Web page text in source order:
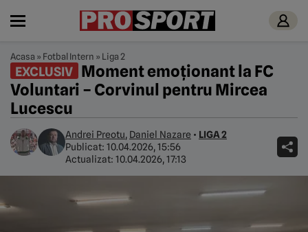
Acasa » Fotbal Intern » Liga 2
EXCLUSIV Moment emoționant la FC
Voluntari – Corvinul pentru Mircea
Lucescu
Andrei Preotu, Daniel Nazare • LIGA 2
Publicat: 10.04.2026, 15:56
Actualizat: 10.04.2026, 17:13